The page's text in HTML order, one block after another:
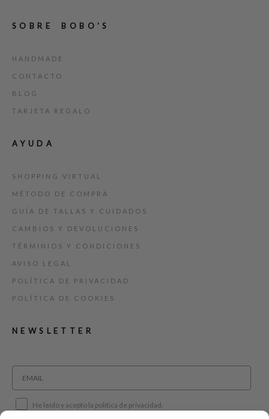
SOBRE BOBO’S
HANDMADE
CONTACTO
BLOG
TARJETA REGALO
AYUDA
SHOPPING VIRTUAL
MÉTODO DE COMPRA
GUÍA DE TALLAS Y CUIDADOS
CAMBIOS Y DEVOLUCIONES
TÉRMINIOS Y CONDICIONES
AVISO LEGAL
POLÍTICA DE PRIVACIDAD
POLÍTICA DE COOKIES
NEWSLETTER
He leído y acepto la política de privacidad.